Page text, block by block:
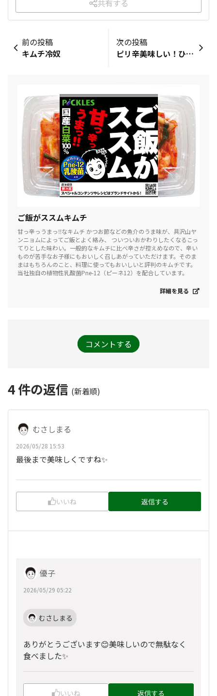
共有する
ご飯がススムキムチ
甘っ辛っうまっ‼なキムチ かつお節などの魚介のうま味が、具沢山ヤ
ンニョムによってご飯とよく絡み、 ついついおかわりしたくなるこっ
てりとした味わい。一般的なキムチに比べ辛さが控えめなので、辛い
ものが苦手なお子様にもおいしく召しあがっていただけます。そのま
まはもちろんのこと、料理に使ってもおいしいと評判のキムチです。
当社独自の植物性乳酸菌Pne-12（ピーネ12）を配合しています。
詳細を見る
前の投稿
キムチ冷奴
次の投稿
ピリ辛美味しい！ひねり揚げ
コメントする
4件の返信 (新着順)
むさしまる
2026/05/28 15:53
最後まで美味しくですね✨️
いいね 返信する
優子
2026/05/29 05:22
むさしまる
ありがとうございます😊美味しいので無駄なく
食べました✨
いいね 返信する